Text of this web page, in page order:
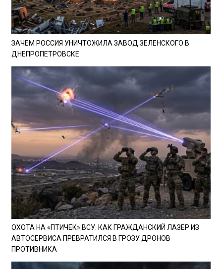
ЗАЧЕМ РОССИЯ УНИЧТОЖИЛА ЗАВОД ЗЕЛЕНСКОГО В
ДНЕПРОПЕТРОВСКЕ
ОХОТА НА «ПТИЧЕК» ВСУ: КАК ГРАЖДАНСКИЙ ЛАЗЕР ИЗ
АВТОСЕРВИСА ПРЕВРАТИЛСЯ В ГРОЗУ ДРОНОВ
ПРОТИВНИКА